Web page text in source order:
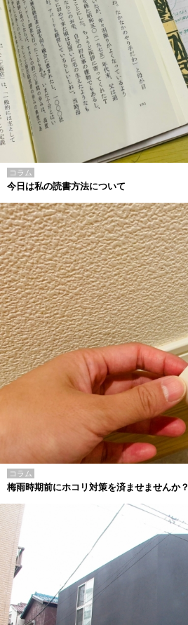
コラム
今日は私の読書方法について
コラム
梅雨時期前にホコリ対策を済ませませんか？